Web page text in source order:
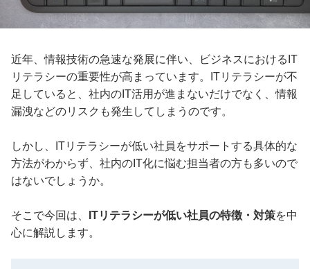
近年、情報技術の急速な発展に伴い、ビジネスにおけるIT
リテラシーの重要性が高まっています。ITリテラシーが不
足していると、社内のIT活用が進まないだけでなく、情報
漏洩などのリスクも発生してしまうのです。
しかし、ITリテラシーが低い社員をサポートする具体的な
方法がわからず、社内のIT化に悩む担当者の方も多いので
はないでしょうか。
そこで今回は、 ITリテラシーが低い社員の特徴・対策を中
心に解説します。